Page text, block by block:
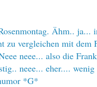
Ähm.. ja...
zu vergleichen mit dem
neee... also die
neee... eher....
*G*